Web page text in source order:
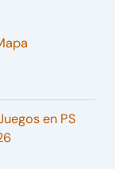
en PS